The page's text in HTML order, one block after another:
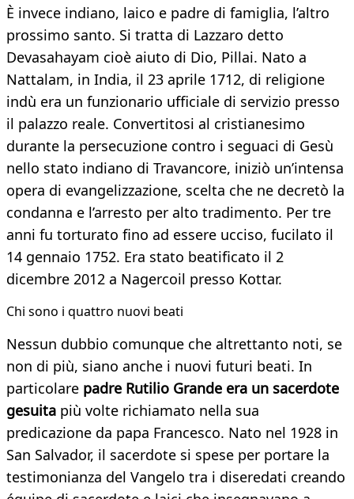
È invece indiano, laico e padre di famiglia, l’altro
prossimo santo. Si tratta di Lazzaro detto
Devasahayam cioè aiuto di Dio, Pillai. Nato a
Nattalam, in India, il 23 aprile 1712, di religione
indù era un funzionario ufficiale di servizio presso
il palazzo reale. Convertitosi al cristianesimo
durante la persecuzione contro i seguaci di Gesù
nello stato indiano di Travancore, iniziò un’intensa
opera di evangelizzazione, scelta che ne decretò la
condanna e l’arresto per alto tradimento. Per tre
anni fu torturato fino ad essere ucciso, fucilato il
14 gennaio 1752. Era stato beatificato il 2
dicembre 2012 a Nagercoil presso Kottar.
Chi sono i quattro nuovi beati
Nessun dubbio comunque che altrettanto noti, se
non di più, siano anche i nuovi futuri beati. In
particolare padre Rutilio Grande era un sacerdote
gesuita più volte richiamato nella sua
predicazione da papa Francesco. Nato nel 1928 in
San Salvador, il sacerdote si spese per portare la
testimonianza del Vangelo tra i diseredati creando